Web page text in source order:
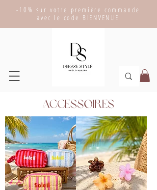
-10% sur votre première commande
avec le code BIENVENUE
Accessoires